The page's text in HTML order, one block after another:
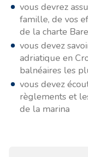
vous devrez
famille, de vos
de la charte
vous devez
adriatique en
balnéaires les
vous devez
règlements et
de la marina